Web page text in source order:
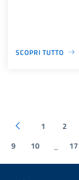
SCOPRI TUTTO
1 2
9
10 ... 17